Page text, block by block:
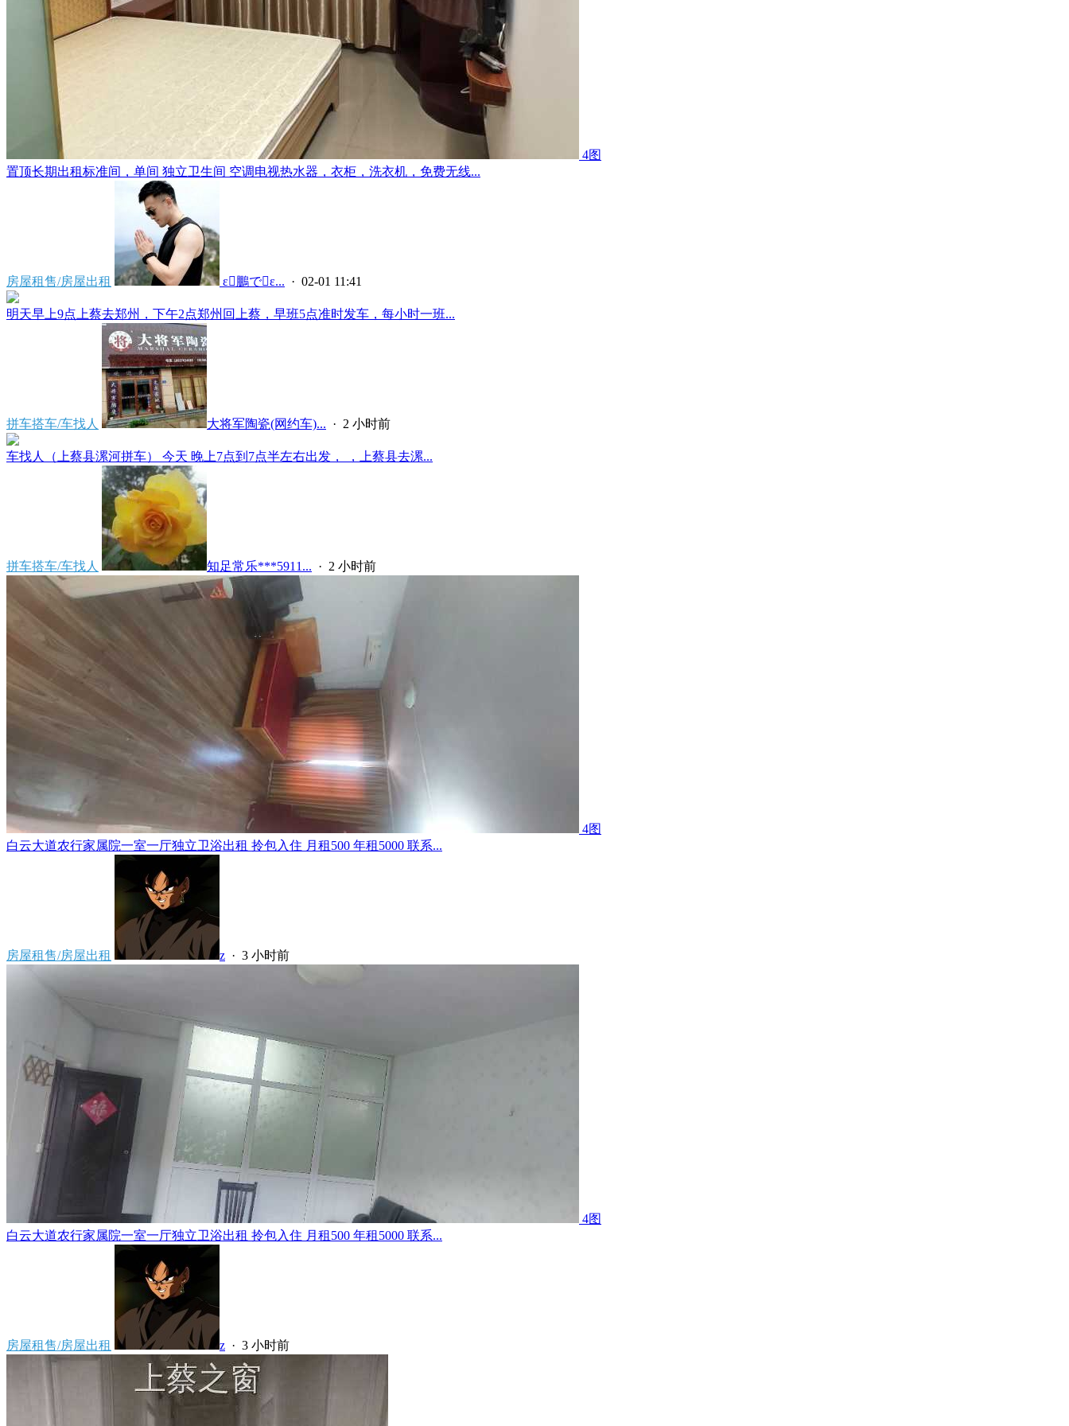
4图
置顶长期出租标准间，单间 独立卫生间 空调电视热水器，衣柜，洗衣机，免费无线...
房屋租售/房屋出租  ε鵬でε... · 02-01 11:41
明天早上9点上蔡去郑州，下午2点郑州回上蔡，早班5点准时发车，每小时一班...
拼车搭车/车找人 大将军陶瓷(网约车)... · 2 小时前
车找人（上蔡县漯河拼车） 今天 晚上7点到7点半左右出发， ，上蔡县去漯...
拼车搭车/车找人 知足常乐***5911... · 2 小时前
4图
白云大道农行家属院一室一厅独立卫浴出租 拎包入住 月租500 年租5000 联系...
房屋租售/房屋出租 z · 3 小时前
4图
白云大道农行家属院一室一厅独立卫浴出租 拎包入住 月租500 年租5000 联系...
房屋租售/房屋出租 z · 3 小时前